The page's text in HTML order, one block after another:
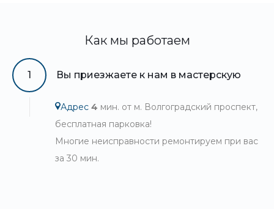
Как мы работаем
1 Вы приезжаете к нам в мастерскую
Адрес 4 мин. от м. Волгоградский проспект,
бесплатная парковка!
Многие неисправности ремонтируем при вас
за 30 мин.